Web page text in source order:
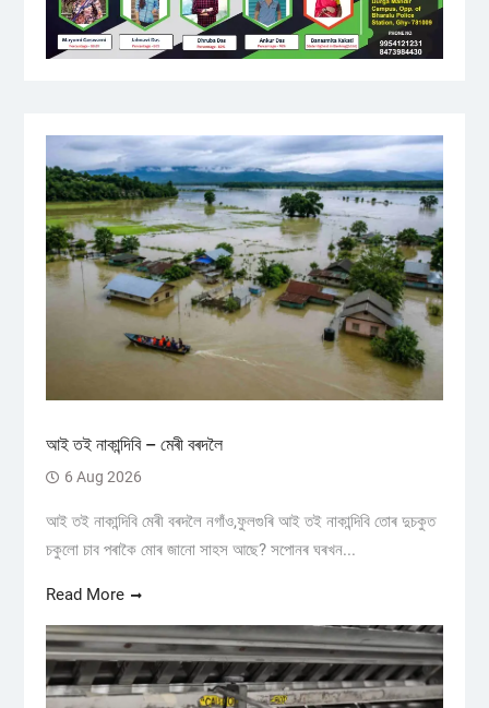
আই তই নাকান্দিবি – মেৰী বৰদলৈ
6 Aug 2026
আই তই নাকান্দিবি মেৰী বৰদলৈ নগাঁও,ফুলগুৰি আই তই নাকান্দিবি তোৰ দুচকুত
চকুলো চাব পৰাকৈ মোৰ জানো সাহস আছে? সপোনৰ ঘৰখন...
Read More